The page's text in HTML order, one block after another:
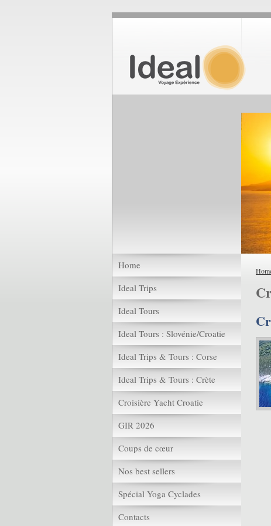
Home
Ideal Trips
Ideal Tours
Ideal Tours : Slovénie/Croatie
Ideal Trips & Tours : Corse
Ideal Trips & Tours : Crète
Croisière Yacht Croatie
GIR 2026
Coups de cœur
Nos best sellers
Spécial Yoga Cyclades
Contacts